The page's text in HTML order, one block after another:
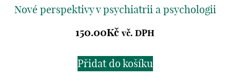
Nové perspektivy v psychiatrii a psychologii
150.00Kč vč. DPH
Přidat do košíku